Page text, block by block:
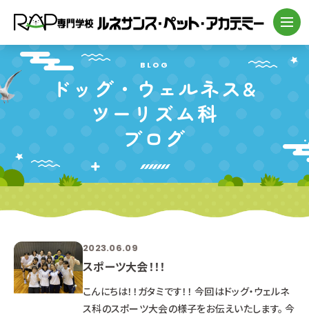
BLOG
ドッグ・ ウェルネス&
ツーリズム科
ブログ
2023.06.09
スポーツ大会！！！
こんにちは！！ガタミです！！ 今回はドッグ・ウェルネ
ス科のスポーツ大会の様子をお伝えいたします。 今